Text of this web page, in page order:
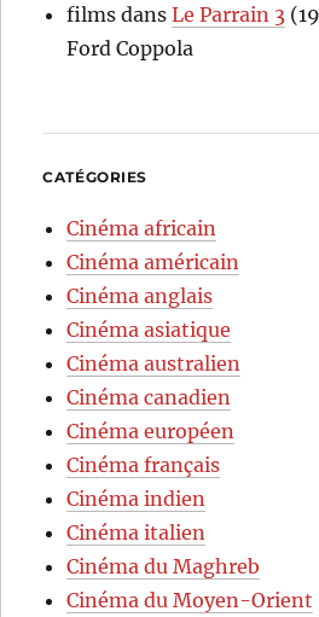
films dansLe Parrain 3
Ford Coppola
CATÉGORIES
Cinéma africain
Cinéma américain
Cinéma anglais
Cinéma asiatique
Cinéma australien
Cinéma canadien
Cinéma européen
Cinéma français
Cinéma indien
Cinéma italien
Cinéma du Maghreb
Cinéma du Moyen-Orient